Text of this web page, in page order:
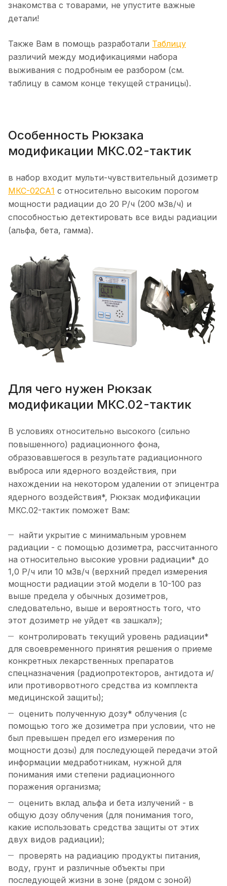
знакомства с товарами, не упустите важные
детали!
Также Вам в помощь разработали Таблицу
различий между модификациями набора
выживания с подробным ее разбором (см.
таблицу в самом конце текущей страницы).
Особенность Рюкзака
модификации МКС.02-тактик
в набор входит мульти-чувствительный дозиметр
МКС-02СА1 с относительно высоким порогом
мощности радиации до 20 Р/ч (200 мЗв/ч) и
способностью детектировать все виды радиации
(альфа, бета, гамма).
Для чего нужен Рюкзак
модификации МКС.02-тактик
В условиях относительно высокого (сильно
повышенного) радиационного фона,
образовавшегося в результате радиационного
выброса или ядерного воздействия, при
нахождении на некотором удалении от эпицентра
ядерного воздействия*, Рюкзак модификации
МКС.02-тактик поможет Вам:
найти укрытие с минимальным уровнем
радиации - с помощью дозиметра, рассчитанного
на относительно высокие уровни радиации* до
1,0 Р/ч или 10 мЗв/ч (верхний предел измерения
мощности радиации этой модели в 10-100 раз
выше предела у обычных дозиметров,
следовательно, выше и вероятность того, что
этот дозиметр не уйдет «в зашкал»);
контролировать текущий уровень радиации*
для своевременного принятия решения о приеме
конкретных лекарственных препаратов
спецназначения (радиопротекторов, антидота и/
или противорвотного средства из комплекта
медицинской защиты);
оценить полученную дозу* облучения (с
помощью того же дозиметра при условии, что не
был превышен предел его измерения по
мощности дозы) для последующей передачи этой
информации медработникам, нужной для
понимания ими степени радиационного
поражения организма;
оценить вклад альфа и бета излучений - в
общую дозу облучения (для понимания того,
какие использовать средства защиты от этих
двух видов радиации);
проверять на радиацию продукты питания,
воду, грунт и различные объекты при
последующей жизни в зоне (рядом с зоной)